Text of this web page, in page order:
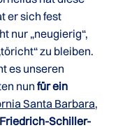
er sich fest
nur „neugierig“,
zu bleiben.
es unseren
nun für ein
Santa Barbara,
Friedrich-Schiller-